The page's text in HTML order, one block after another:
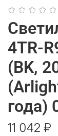
4TR-
(BK,
года)
11 042 ₽